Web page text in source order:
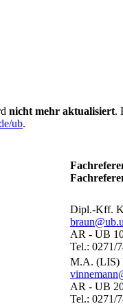
nicht mehr aktualisiert.
ub.
Dipl.-Kff.
AR - UB
Tel.: 0271/
M.A. (LIS)
AR - UB
Tel.: 0271/